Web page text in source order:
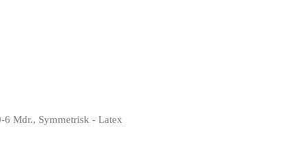
6 Mdr., Symmetrisk - Latex